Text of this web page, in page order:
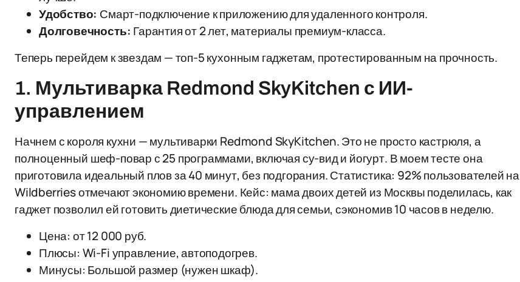
Удобство: Смарт-подключение к приложению для удаленного контроля.
Долговечность: Гарантия от 2 лет, материалы премиум-класса.
Теперь перейдем к звездам — топ-5 кухонным гаджетам, протестированным на прочность.
1. Мультиварка Redmond SkyKitchen с ИИ-
управлением
Начнем с короля кухни — мультиварки Redmond SkyKitchen. Это не просто кастрюля, а
полноценный шеф-повар с 25 программами, включая су-вид и йогурт. В моем тесте она
приготовила идеальный плов за 40 минут, без подгорания. Статистика: 92% пользователей на
Wildberries отмечают экономию времени. Кейс: мама двоих детей из Москвы поделилась, как
гаджет позволил ей готовить диетические блюда для семьи, сэкономив 10 часов в неделю.
Цена: от 12 000 руб.
Плюсы: Wi-Fi управление, автоподогрев.
Минусы: Большой размер (нужен шкаф).